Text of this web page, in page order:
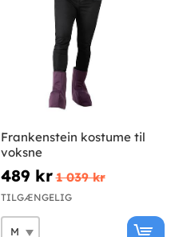
Frankenstein kostume til
voksne
489 kr 1 039 kr
TILGÆNGELIG